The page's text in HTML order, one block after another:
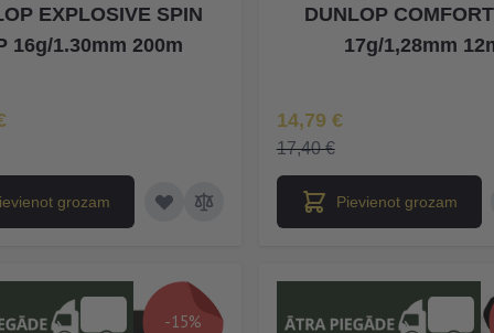
EXPLOSIVE SPIN
16g/1.30mm 200m
grozam
DUNLOP
17g/1,28mm
Īpaša Cena
14,79 €
17,40 €
Pievienot grozam
-15%